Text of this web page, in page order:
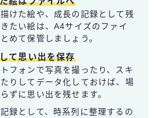
描けた絵や、成長の記録として残
たい絵は、A4サイズのファイ
めて保管しましょう。
て思い出を保存
フォンで写真を撮ったり、スキ
りしてデータ化しておけば、場
ずに思い出を残せます。
録として、時系列に整理するの